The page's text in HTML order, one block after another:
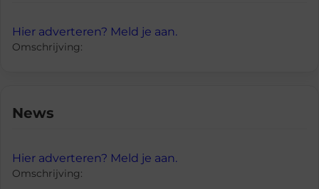
Hier adverteren? Meld je aan.
Omschrijving:
News
Hier adverteren? Meld je aan.
Omschrijving: